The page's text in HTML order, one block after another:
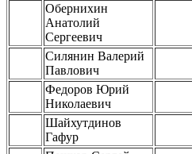
Обернихин
Анатолий
Сергеевич
Силянин Валерий
Павлович
Федоров Юрий
Николаевич
Шайхутдинов
Гафур